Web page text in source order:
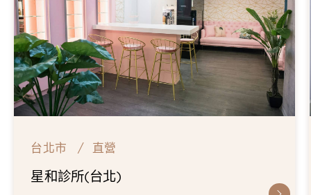
台北市 直營
星和診所(台北)